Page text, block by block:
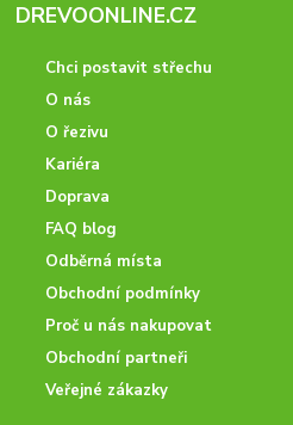
DREVOONLINE.CZ
Chci postavit střechu
O nás
O řezivu
Kariéra
Doprava
FAQ blog
Odběrná místa
Obchodní podmínky
Proč u nás nakupovat
Obchodní partneři
Veřejné zákazky